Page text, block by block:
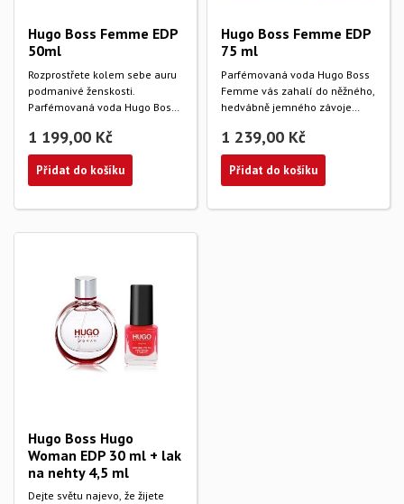
Hugo Boss Femme EDP
50ml
Rozprostřete kolem sebe auru
podmanivé ženskosti.
Parfémovaná voda Hugo Boss
1 199,00 Kč
Přidat do košíku
Hugo Boss Femme EDP
75 ml
Parfémovaná voda Hugo Boss
Femme vás zahalí do něžného,
hedvábně jemného závoje
1 239,00 Kč
Přidat do košíku
Hugo Boss Hugo
Woman EDP 30 ml + lak
na nehty 4,5 ml
Dejte světu najevo, že žijete